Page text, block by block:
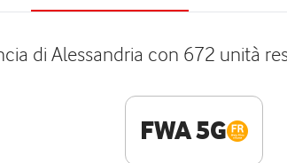
di Alessandria con 672 unità
FWA 5G